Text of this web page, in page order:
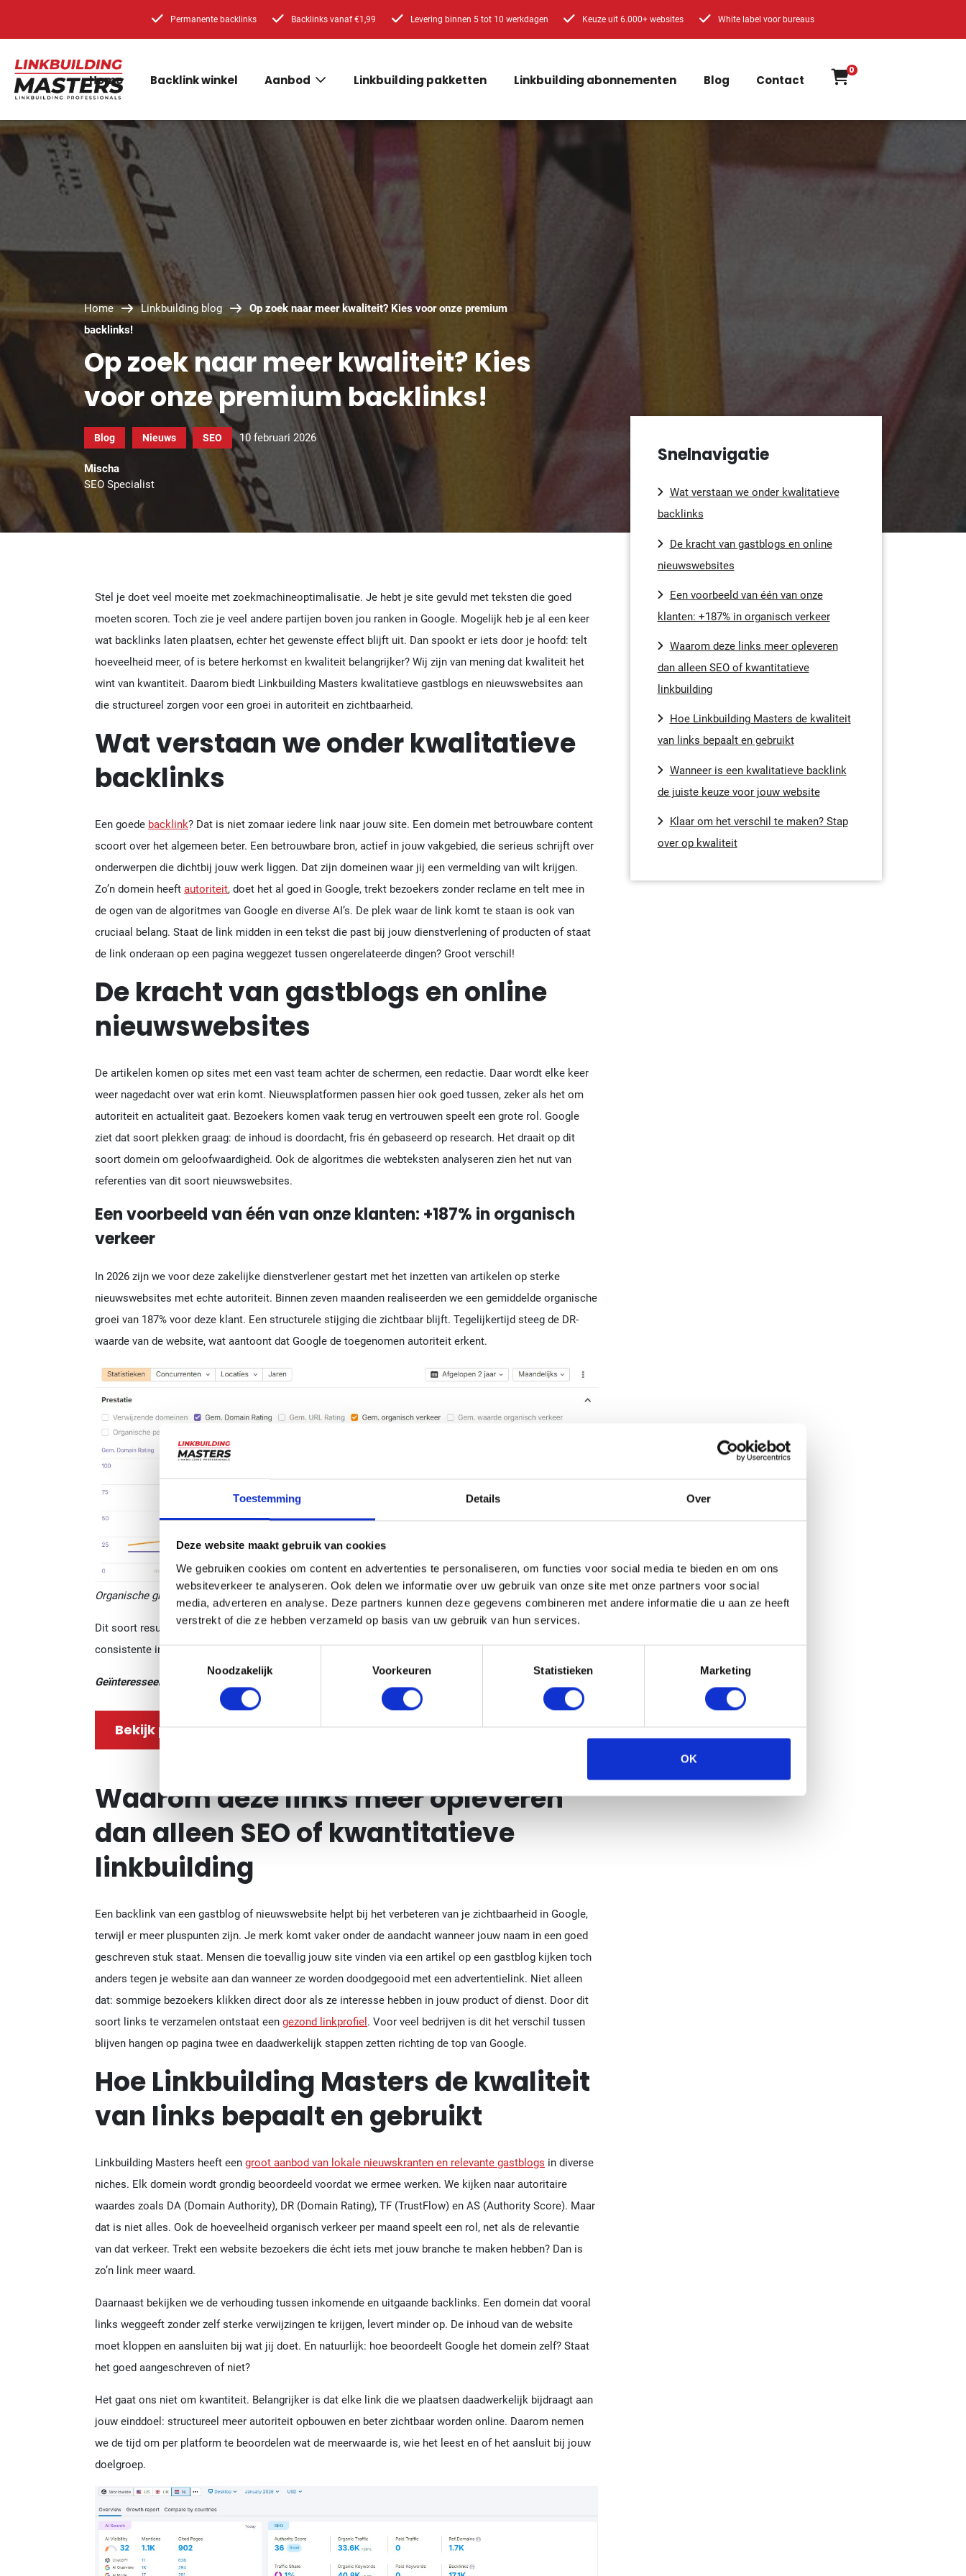
Toestemming Details Over
Deze website maakt gebruik van cookies
We gebruiken cookies om content en advertenties te personaliseren, om functies voor social media te bieden en om ons
websiteverkeer te analyseren. Ook delen we informatie over uw gebruik van onze site met onze partners voor social
media, adverteren en analyse. Deze partners kunnen deze gegevens combineren met andere informatie die u aan ze heeft
verstrekt of die ze hebben verzameld op basis van uw gebruik van hun services.
Toestemmingsselectie
Noodzakelijk
Voorkeuren Statistieken Marketing
OK
Permanente backlinks Backlinks vanaf €1,99 Levering binnen 5 tot 10 werkdagen Keuze uit 6.000+ websites White label voor bureaus
Home Backlink winkel Aanbod Linkbuilding pakketten Linkbuilding abonnementen Blog Contact
0
Home Linkbuilding blog
Op zoek naar meer kwaliteit? Kies voor onze premium
backlinks!
Op zoek naar meer kwaliteit? Kies
voor onze premium backlinks!
Blog Nieuws SEO 10 februari 2026
Mischa
SEO Specialist
Stel je doet veel moeite met zoekmachineoptimalisatie. Je hebt je site gevuld met teksten die goed
moeten scoren. Toch zie je veel andere partijen boven jou ranken in Google. Mogelijk heb je al een keer
wat backlinks laten plaatsen, echter het gewenste effect blijft uit. Dan spookt er iets door je hoofd: telt
hoeveelheid meer, of is betere herkomst en kwaliteit belangrijker? Wij zijn van mening dat kwaliteit het
wint van kwantiteit. Daarom biedt Linkbuilding Masters kwalitatieve gastblogs en nieuwswebsites aan
die structureel zorgen voor een groei in autoriteit en zichtbaarheid.
Wat verstaan we onder kwalitatieve
backlinks
Een goede backlink? Dat is niet zomaar iedere link naar jouw site. Een domein met betrouwbare content
scoort over het algemeen beter. Een betrouwbare bron, actief in jouw vakgebied, die serieus schrijft over
onderwerpen die dichtbij jouw werk liggen. Dat zijn domeinen waar jij een vermelding van wilt krijgen.
Zo’n domein heeft autoriteit, doet het al goed in Google, trekt bezoekers zonder reclame en telt mee in
de ogen van de algoritmes van Google en diverse AI’s. De plek waar de link komt te staan is ook van
cruciaal belang. Staat de link midden in een tekst die past bij jouw dienstverlening of producten of staat
de link onderaan op een pagina weggezet tussen ongerelateerde dingen? Groot verschil!
De kracht van gastblogs en online
nieuwswebsites
De artikelen komen op sites met een vast team achter de schermen, een redactie. Daar wordt elke keer
weer nagedacht over wat erin komt. Nieuwsplatformen passen hier ook goed tussen, zeker als het om
autoriteit en actualiteit gaat. Bezoekers komen vaak terug en vertrouwen speelt een grote rol. Google
ziet dat soort plekken graag: de inhoud is doordacht, fris én gebaseerd op research. Het draait op dit
soort domein om geloofwaardigheid. Ook de algoritmes die webteksten analyseren zien het nut van
referenties van dit soort nieuwswebsites.
Een voorbeeld van één van onze klanten: +187% in organisch
verkeer
In 2026 zijn we voor deze zakelijke dienstverlener gestart met het inzetten van artikelen op sterke
nieuwswebsites met echte autoriteit. Binnen zeven maanden realiseerden we een gemiddelde organische
groei van 187% voor deze klant. Een structurele stijging die zichtbaar blijft. Tegelijkertijd steeg de DR-
waarde van de website, wat aantoont dat Google de toegenomen autoriteit erkent.
Organische groei van 187% door inzet van kwalitatieve nieuwswebsite backlinks
Dit soort resultaten ontstaan niet per toeval, maar door een duidelijke strategie, de juiste platforms en
consistente inzet van relevante content. Wanneer je dit goed aanpakt, spreekt de data voor zich.
Geïnteresseerd in hetzelfde resultaat?
Bekijk premium nieuwswebsite backlinks
Waarom deze links meer opleveren
dan alleen SEO of kwantitatieve
linkbuilding
Een backlink van een gastblog of nieuwswebsite helpt bij het verbeteren van je zichtbaarheid in Google,
terwijl er meer pluspunten zijn. Je merk komt vaker onder de aandacht wanneer jouw naam in een goed
geschreven stuk staat. Mensen die toevallig jouw site vinden via een artikel op een gastblog kijken toch
anders tegen je website aan dan wanneer ze worden doodgegooid met een advertentielink. Niet alleen
dat: sommige bezoekers klikken direct door als ze interesse hebben in jouw product of dienst. Door dit
soort links te verzamelen ontstaat een gezond linkprofiel . Voor veel bedrijven is dit het verschil tussen
blijven hangen op pagina twee en daadwerkelijk stappen zetten richting de top van Google.
Hoe Linkbuilding Masters de kwaliteit
van links bepaalt en gebruikt
Linkbuilding Masters heeft een groot aanbod van lokale nieuwskranten en relevante gastblogs in diverse
niches. Elk domein wordt grondig beoordeeld voordat we ermee werken. We kijken naar autoritaire
waardes zoals DA (Domain Authority), DR (Domain Rating), TF (TrustFlow) en AS (Authority Score). Maar
dat is niet alles. Ook de hoeveelheid organisch verkeer per maand speelt een rol, net als de relevantie
van dat verkeer. Trekt een website bezoekers die écht iets met jouw branche te maken hebben? Dan is
zo’n link meer waard.
Daarnaast bekijken we de verhouding tussen inkomende en uitgaande backlinks. Een domein dat vooral
links weggeeft zonder zelf sterke verwijzingen te krijgen, levert minder op. De inhoud van de website
moet kloppen en aansluiten bij wat jij doet. En natuurlijk: hoe beoordeelt Google het domein zelf? Staat
het goed aangeschreven of niet?
Het gaat ons niet om kwantiteit. Belangrijker is dat elke link die we plaatsen daadwerkelijk bijdraagt aan
jouw einddoel: structureel meer autoriteit opbouwen en beter zichtbaar worden online. Daarom nemen
we de tijd om per platform te beoordelen wat de meerwaarde is, wie het leest en of het aansluit bij jouw
doelgroep.
Snelnavigatie
Wat verstaan we onder kwalitatieve
backlinks
De kracht van gastblogs en online
nieuwswebsites
Een voorbeeld van één van onze
klanten: +187% in organisch verkeer
Waarom deze links meer opleveren
dan alleen SEO of kwantitatieve
linkbuilding
Hoe Linkbuilding Masters de kwaliteit
van links bepaalt en gebruikt
Wanneer is een kwalitatieve backlink
de juiste keuze voor jouw website
Klaar om het verschil te maken? Stap
over op kwaliteit